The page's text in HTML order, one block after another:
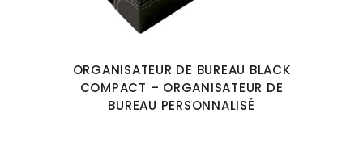
ORGANISATEUR DE BUREAU BLACK
COMPACT – ORGANISATEUR DE
BUREAU PERSONNALISÉ